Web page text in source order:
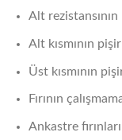
Alt rezistansının
Alt kısmının
Üst kısmının
Fırının
Ankastre